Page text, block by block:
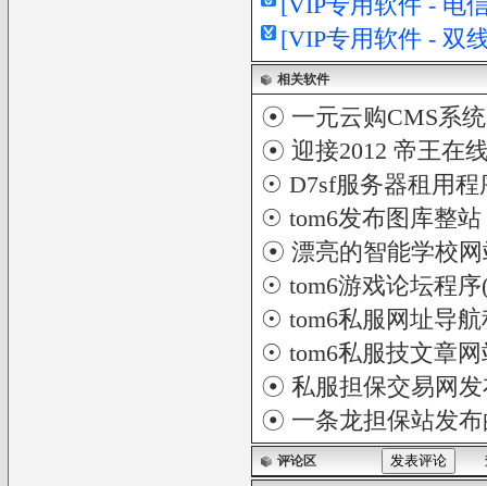
[VIP专用软件 - 双
相关软件
☉ 一元云购CMS系
☉ 迎接2012 帝王在
☉ D7sf服务器租用程
☉ tom6发布图库整站
☉ 漂亮的智能学校
☉ tom6游戏论坛程
☉ tom6私服网址导
☉ tom6私服技文章
☉ 私服担保交易网发
☉ 一条龙担保站发
评论区